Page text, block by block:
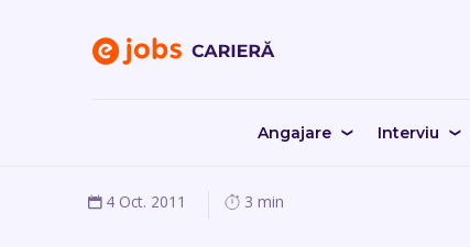
Angajare Interviu
4 Oct. 2011 3 min